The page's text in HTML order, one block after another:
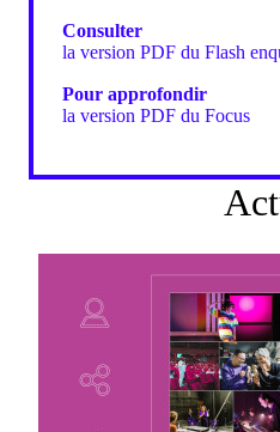
Consulter
la version PDF du Flash
Pour approfondir
la version PDF du Focus